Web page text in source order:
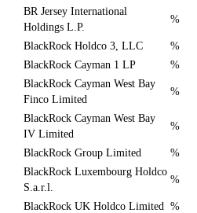
BR Jersey International
Holdings L.P.
%
BlackRock Holdco 3, LLC %
BlackRock Cayman 1 LP
%
BlackRock Cayman West Bay
Finco Limited
%
BlackRock Cayman West Bay
IV Limited
%
BlackRock Group Limited %
BlackRock Luxembourg Holdco
S.a.r.l.
%
BlackRock UK Holdco Limited %